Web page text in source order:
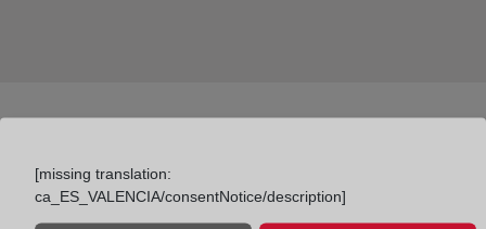
[missing translation:
ca_ES_VALENCIA/consentNotice/description]